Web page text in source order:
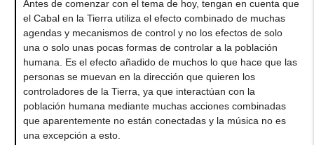
Antes de comenzar con el tema de hoy, tengan en cuenta que
el Cabal en la Tierra utiliza el efecto combinado de muchas
agendas y mecanismos de control y no los efectos de solo
una o solo unas pocas formas de controlar a la población
humana. Es el efecto añadido de muchos lo que hace que las
personas se muevan en la dirección que quieren los
controladores de la Tierra, ya que interactúan con la
población humana mediante muchas acciones combinadas
que aparentemente no están conectadas y la música no es
una excepción a esto.